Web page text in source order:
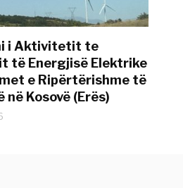
i Aktivitetit te
të Energjisë Elektrike
e Ripërtërishme të
në Kosovë (Erës)